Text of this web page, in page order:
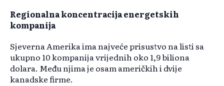
Regionalna koncentracija energetskih
kompanija
Sjeverna Amerika ima najveće prisustvo na listi sa
ukupno 10 kompanija vrijednih oko 1,9 biliona
dolara. Među njima je osam američkih i dvije
kanadske firme.